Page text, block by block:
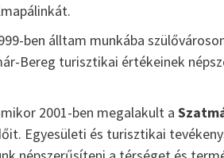
ben álltam munkába
Bereg turisztikai értékeinek
2001-ben megalakult a
Egyesületi és turisztikai